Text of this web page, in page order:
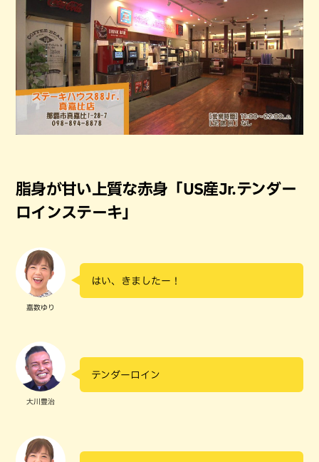
脂身が甘い上質な赤身「US産Jr.テンダー
ロインステーキ」
嘉数ゆり
はい、きましたー！
大川豊治
テンダーロイン